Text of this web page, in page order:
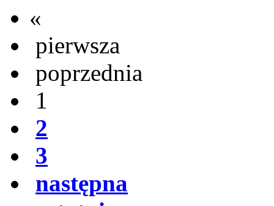
«
pierwsza
poprzednia
1
2
3
następna